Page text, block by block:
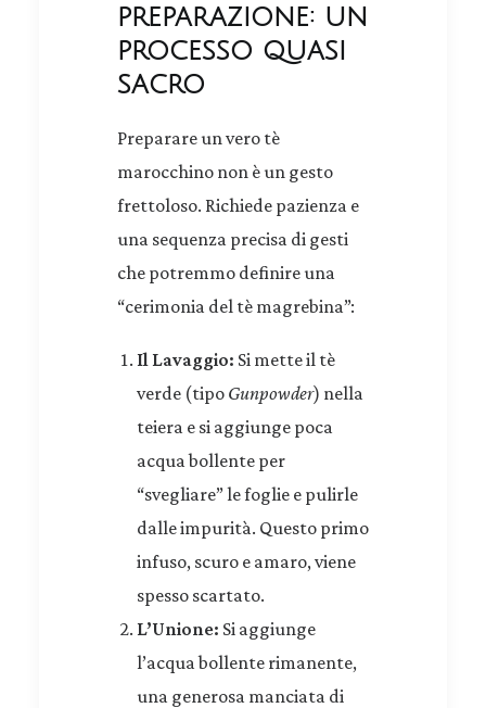
preparazione: un
processo quasi
sacro
Preparare un vero tè
marocchino non è un gesto
frettoloso. Richiede pazienza e
una sequenza precisa di gesti
che potremmo definire una
“cerimonia del tè magrebina”:
Il Lavaggio: Si mette il tè
verde (tipo Gunpowder) nella
teiera e si aggiunge poca
acqua bollente per
“svegliare” le foglie e pulirle
dalle impurità. Questo primo
infuso, scuro e amaro, viene
spesso scartato.
L’Unione: Si aggiunge
l’acqua bollente rimanente,
una generosa manciata di